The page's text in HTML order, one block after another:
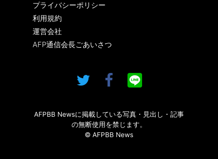
プライバシーポリシー
利用規約
運営会社
AFP通信会長ごあいさつ
AFPBB Newsに掲載している写真・見出し・記事
の無断使用を禁じます。
© AFPBB News